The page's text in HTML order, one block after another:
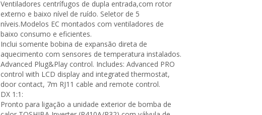
Ventiladores centrífugos de dupla entrada,com rotor
externo e baixo nível de ruído. Seletor de 5
níveis.Modelos EC montados com ventiladores de
baixo consumo e eficientes.
Inclui somente bobina de expansão direta de
aquecimento com sensores de temperatura instalados.
Advanced Plug&Play control. Includes: Advanced PRO
control with LCD display and integrated thermostat,
door contact, 7m RJ11 cable and remote control.
DX 1:1:
Pronto para ligação a unidade exterior de bomba de